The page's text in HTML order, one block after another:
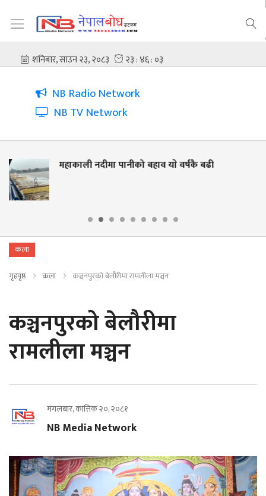
NB Radio Network
NB TV Network
पानीको बहाव याे वर्षकै बढी
नदी किनार
कला
गृहपृष्ठ कला कञ्चनपुरको बेलौरीमा रामलीला मञ्चन
कञ्चनपुरको बेलौरीमा
रामलीला मञ्चन
मंगलबार, कात्तिक २०, २०८१
NB Media Network